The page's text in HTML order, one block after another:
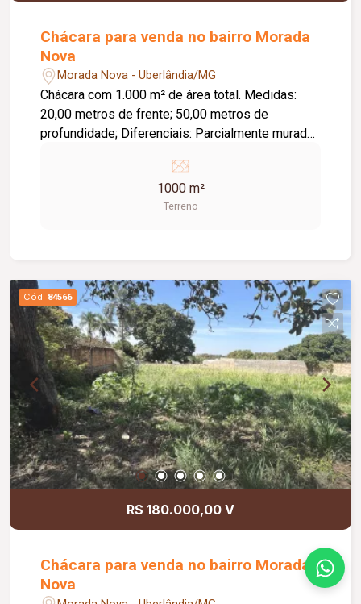
Chácara para venda no bairro Morada
Nova
Morada Nova - Uberlândia/MG
Chácara com 1.000 m² de área total. Medidas:
20,00 metros de frente; 50,00 metros de
profundidade; Diferenciais: Parcialmente murada;
Excelente oportunidade para morar ou investir.
1000 m²
Terreno
Cód. 84566
R$ 180.000,00 V
Chácara para venda no bairro Morada
Nova